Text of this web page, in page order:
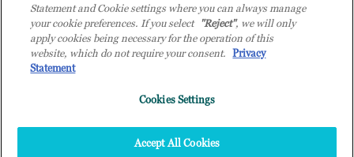
© 2026 TD SYNNEX Italy S.r.l. - Sede legale: via Luigi Russolo 9, 20138 Milano
(MI) - Numero di iscrizione al Registro delle Imprese di Milano e Codice Fiscale:
07092780159 - P.IVA: 07092780159 - Eur 12.569.000,00 i.v - TD SYNNEX e TD
in altri Paesi. Società a socio unico soggetta all’attività di direzione e coordinamento
Top
Statement and Cookie settings where you can always manage
your cookie preferences. If you select "Reject", we will only
apply cookies being necessary for the operation of this
website, which do not require your consent. Privacy
Statement
Cookies Settings
Accept All Cookies